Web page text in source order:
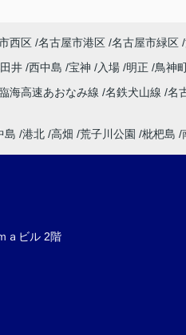
西区 名古屋市港区 名古屋市緑区
井 西中島 宝神 入場 明正 鳥神
海高速あおなみ線 名鉄犬山線 名
島 港北 高畑 荒子川公園 枇杷島
ａビル 2階